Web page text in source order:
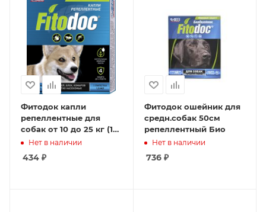
Фитодок капли
репеллентные для
собак от 10 до 25 кг (1
пип по 1,5мл)
Нет в наличии
434 ₽
Фитодок ошейник для
средн.собак 50см
репеллентный Био
Нет в наличии
736₽